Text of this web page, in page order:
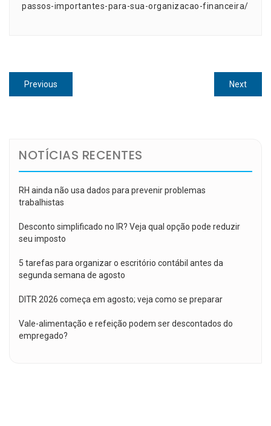
passos-importantes-para-sua-organizacao-financeira/
Navegação
de
Previous
post:
NextNext
post:
NOTÍCIAS RECENTES
RH ainda não usa dados para prevenir problemas
trabalhistas
Desconto simplificado no IR? Veja qual opção pode reduzir
seu imposto
5 tarefas para organizar o escritório contábil antes da
segunda semana de agosto
DITR 2026 começa em agosto; veja como se preparar
Vale-alimentação e refeição podem ser descontados do
empregado?